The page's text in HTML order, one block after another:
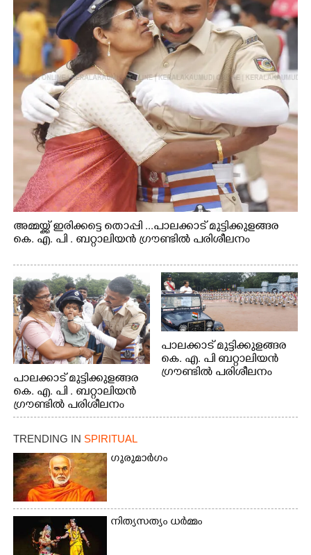
അമ്മയ്ക്ക് ഇരിക്കട്ടെ തൊപ്പി ...പാലക്കാട് മുട്ടിക്കുളങ്ങര
കെ. എ. പി . ബറ്റാലിയൻ ഗ്രൗണ്ടിൽ പരിശീലനം
പാലക്കാട് മുട്ടിക്കുളങ്ങര
കെ. എ. പി . ബറ്റാലിയൻ
ഗ്രൗണ്ടിൽ പരിശീലനം
പാലക്കാട് മുട്ടിക്കുളങ്ങര
കെ. എ. പി ബറ്റാലിയൻ
ഗ്രൗണ്ടിൽ പരിശീലനം
TRENDING IN SPIRITUAL
ഗുരുമാർഗം
നിത്യസത്യം ധർമ്മം